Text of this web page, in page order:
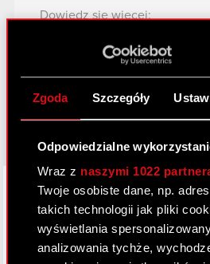
Zgoda Szczegóły
Odpowiedzialne
Wraz z naszymi 1022
Twoje osobiste dane, np.
takich technologii jak pliki
wyświetlania
analizowania tychże,
Dowiedz się więcej:
thewitcher.com
cyberpunk.net